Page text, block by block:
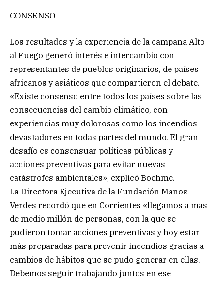
CONSENSO
Los resultados y la experiencia de la campaña Alto
al Fuego generó interés e intercambio con
representantes de pueblos originarios, de países
africanos y asiáticos que compartieron el debate.
«Existe consenso entre todos los países sobre las
consecuencias del cambio climático, con
experiencias muy dolorosas como los incendios
devastadores en todas partes del mundo. El gran
desafío es consensuar políticas públicas y
acciones preventivas para evitar nuevas
catástrofes ambientales», explicó Boehme.
La Directora Ejecutiva de la Fundación Manos
Verdes recordó que en Corrientes «llegamos a más
de medio millón de personas, con la que se
pudieron tomar acciones preventivas y hoy estar
más preparadas para prevenir incendios gracias a
cambios de hábitos que se pudo generar en ellas.
Debemos seguir trabajando juntos en ese